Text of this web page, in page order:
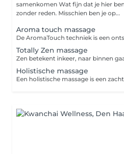
samenkomen Wat fijn dat je hier bent beland! Dat is vast niet
zonder reden. Misschien ben je op...
Aroma touch massage
Totally Zen massage
Holistische massage